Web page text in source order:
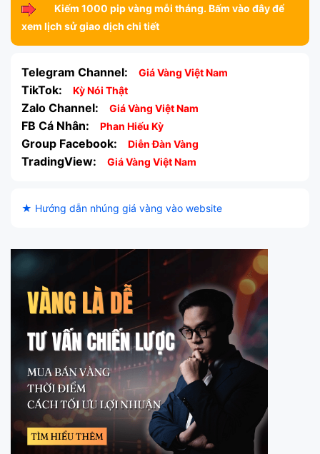
Kiếm 1000 pip vàng mỗi tháng. Bấm vào đây để
xem lịch sử giao dịch chi tiết
Telegram Channel: Giá Vàng Việt Nam
TikTok: Kỳ Nói Thật
Zalo Channel: Giá Vàng Việt Nam
FB Cá Nhân: Phan Hiếu Kỳ
Group Facebook: Diễn Đàn Vàng
TradingView: Giá Vàng Việt Nam
★ Hướng dẫn nhúng giá vàng vào website